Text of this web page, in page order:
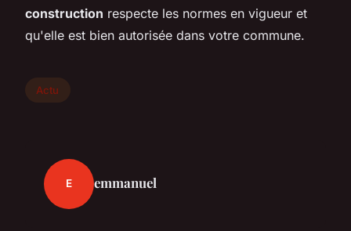
construction respecte les normes en vigueur et
qu'elle est bien autorisée dans votre commune.
Actu
E emmanuel